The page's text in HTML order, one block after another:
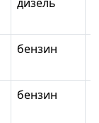
дизель
бензин
бензин